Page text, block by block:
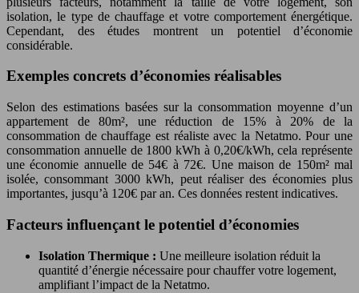
isolation, le type de chauffage et votre comportement énergétique.
Cependant, des études montrent un potentiel d’économie
considérable.
Exemples concrets d’économies réalisables
Selon des estimations basées sur la consommation moyenne d’un
appartement de 80m², une réduction de 15% à 20% de la
consommation de chauffage est réaliste avec la Netatmo. Pour une
consommation annuelle de 1800 kWh à 0,20€/kWh, cela représente
une économie annuelle de 54€ à 72€. Une maison de 150m² mal
isolée, consommant 3000 kWh, peut réaliser des économies plus
importantes, jusqu’à 120€ par an. Ces données restent indicatives.
Facteurs influençant le potentiel d’économies
Isolation Thermique : Une meilleure isolation réduit la
quantité d’énergie nécessaire pour chauffer votre logement,
amplifiant l’impact de la Netatmo.